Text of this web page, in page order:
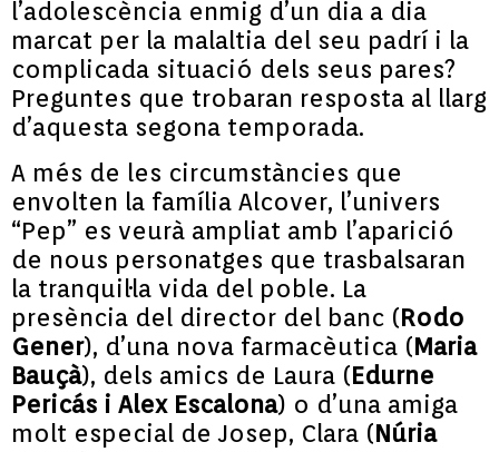
l’adolescència enmig d’un dia a dia
marcat per la malaltia del seu padrí i la
complicada situació dels seus pares?
Preguntes que trobaran resposta al llarg
d’aquesta segona temporada.
A més de les circumstàncies que
envolten la família Alcover, l’univers
“Pep” es veurà ampliat amb l’aparició
de nous personatges que trasbalsaran
la tranquil·la vida del poble. La
presència del director del banc (Rodo
Gener), d’una nova farmacèutica (Maria
Bauçà), dels amics de Laura (Edurne
Pericás i Alex Escalona) o d’una amiga
molt especial de Josep, Clara (Núria